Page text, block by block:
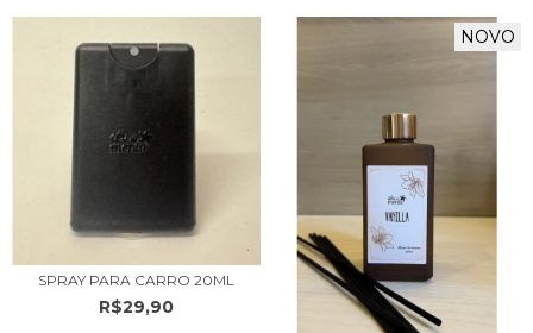
SPRAY PARA CARRO 20ML
R$29,90
NOVO